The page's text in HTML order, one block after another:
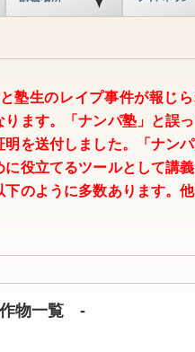
塾生のレイプ事件が報じら
ます。「ナンパ塾」と誤
を送付しました。「ナン
役立てるツールとして講
のように多数あります。
物一覧 -